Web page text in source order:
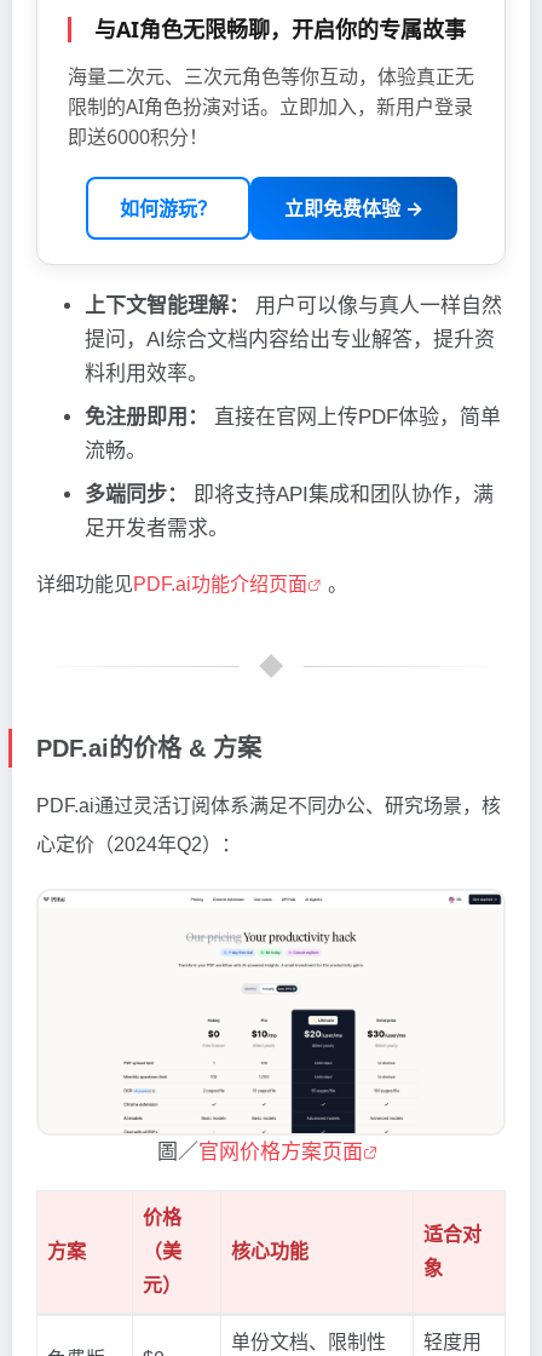
与AI角色无限畅聊，开启你的专属故事
海量二次元、三次元角色等你互动，体验真正无
限制的AI角色扮演对话。立即加入，新用户登录
即送6000积分！
如何游玩？ 立即免费体验 →
上下文智能理解：
用户可以像与真人一样自然
提问，AI综合文档内容给出专业解答，提升资
料利用效率。
免注册即用：
直接在官网上传PDF体验，简单
流畅。
多端同步：
即将支持API集成和团队协作，满
足开发者需求。
详细功能见PDF.ai功能介绍页面 。
PDF.ai的价格 & 方案
PDF.ai通过灵活订阅体系满足不同办公、研究场景，核
心定价（2024年Q2）：
圖／ 官网价格方案页面
方案
价格
（美
元）
核心功能
适合对
象
单份文档、限制性
轻度用